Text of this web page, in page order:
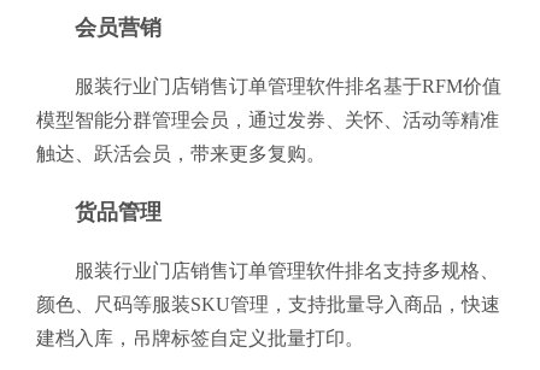
会员营销
服装行业门店销售订单管理软件排名基于RFM价值
模型智能分群管理会员，通过发券、关怀、活动等精准
触达、跃活会员，带来更多复购。
货品管理
服装行业门店销售订单管理软件排名支持多规格、
颜色、尺码等服装SKU管理，支持批量导入商品，快速
建档入库，吊牌标签自定义批量打印。